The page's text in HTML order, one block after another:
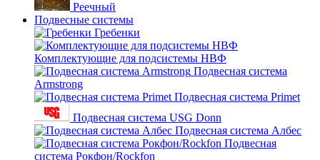
Реечный
Подвесные системы
Гребенки
Комплектующие для подсистемы НВФ
Подвесная система
Armstrong
Подвесная система Primet
Подвесная система USG Donn
Подвесная система Албес
Подвесная
система Рокфон/Rockfon